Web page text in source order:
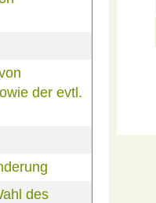
der evtl.
des